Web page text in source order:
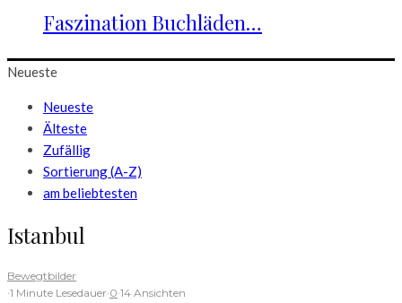
Faszination Buchläden…
Neueste
Neueste
Älteste
Zufällig
Sortierung (A-Z)
am beliebtesten
Istanbul
Bewegtbilder
·1 Minute Lesedauer·0·14 Ansichten